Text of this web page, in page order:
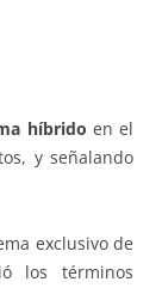
híbrido en el
y señalando
exclusivo de
los términos